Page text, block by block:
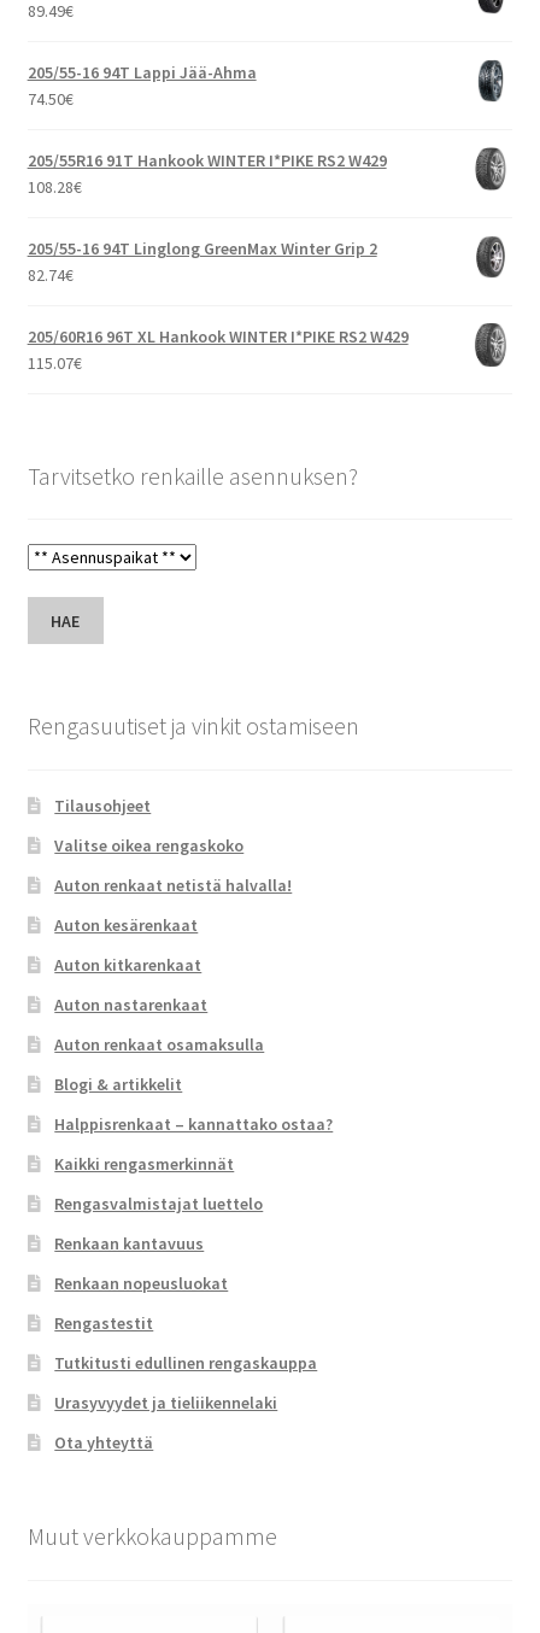
89.49€
205/55-16 94T Lappi Jää-Ahma
74.50€
205/55R16 91T Hankook WINTER I*PIKE RS2 W429
108.28€
205/55-16 94T Linglong GreenMax Winter Grip 2
82.74€
205/60R16 96T XL Hankook WINTER I*PIKE RS2 W429
115.07€
Tarvitsetko renkaille asennuksen?
HAE
Rengasuutiset ja vinkit ostamiseen
Tilausohjeet
Valitse oikea rengaskoko
Auton renkaat netistä halvalla!
Auton kesärenkaat
Auton kitkarenkaat
Auton nastarenkaat
Auton renkaat osamaksulla
Blogi & artikkelit
Halppisrenkaat – kannattako ostaa?
Kaikki rengasmerkinnät
Rengasvalmistajat luettelo
Renkaan kantavuus
Renkaan nopeusluokat
Rengastestit
Tutkitusti edullinen rengaskauppa
Urasyvyydet ja tieliikennelaki
Ota yhteyttä
Muut verkkokauppamme